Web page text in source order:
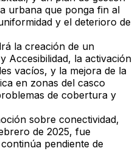
urbana que ponga fin al
y el deterioro de
la creación de un
Accesibilidad, la activación
vacíos, y la mejora de la
en zonas del casco
de cobertura y
sobre conectividad,
de 2025, fue
continúa pendiente de